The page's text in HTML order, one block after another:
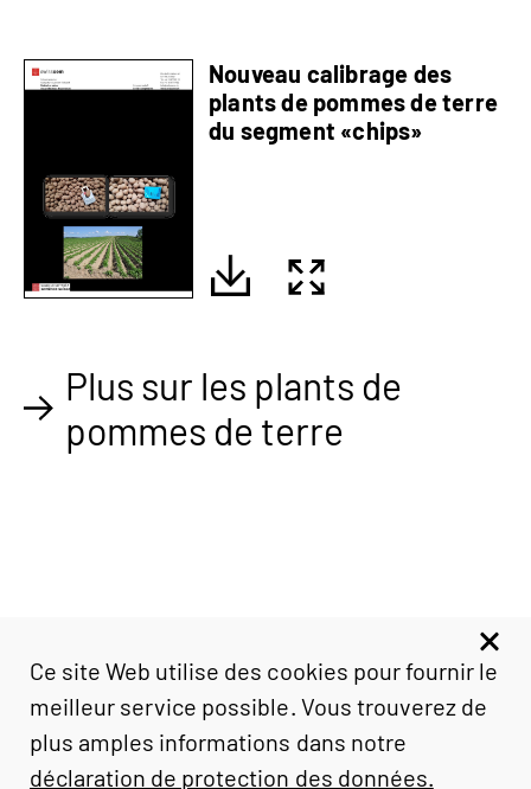
Nouveau calibrage des
plants de pommes de terre
du segment «chips»
Plus sur les plants de
pommes de terre
Ce site Web utilise des cookies pour fournir le
meilleur service possible. Vous trouverez de
plus amples informations dans notre
déclaration de protection des données.
swisssem
Route de Portalban 40
1567 Delley
Secrétariat
+41 26 677 90 33
Comptabilité